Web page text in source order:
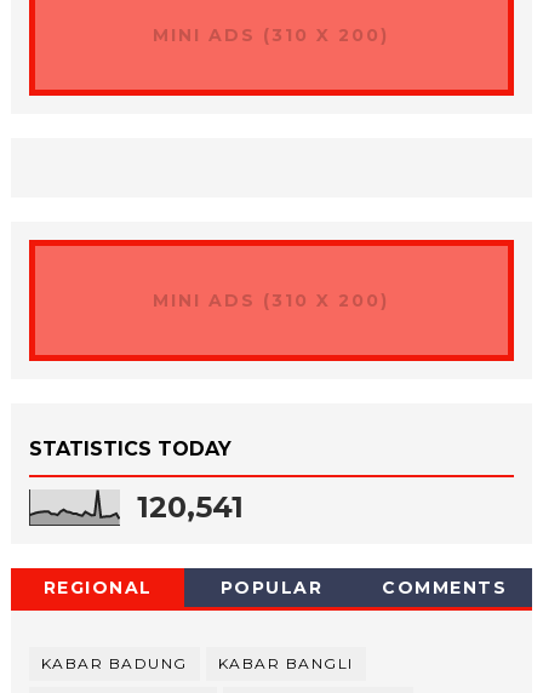
MINI ADS (310 X 200)
MINI ADS (310 X 200)
STATISTICS TODAY
120,541
REGIONAL POPULAR COMMENTS
KABAR BADUNG KABAR BANGLI